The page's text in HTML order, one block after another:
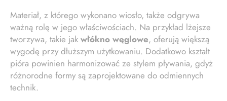
Materiał, z którego wykonano wiosło, także odgrywa
ważną rolę w jego właściwościach. Na przykład lżejsze
tworzywa, takie jak włókno węglowe, oferują większą
wygodę przy dłuższym użytkowaniu. Dodatkowo kształt
pióra powinien harmonizować ze stylem pływania, gdyż
różnorodne formy są zaprojektowane do odmiennych
technik.